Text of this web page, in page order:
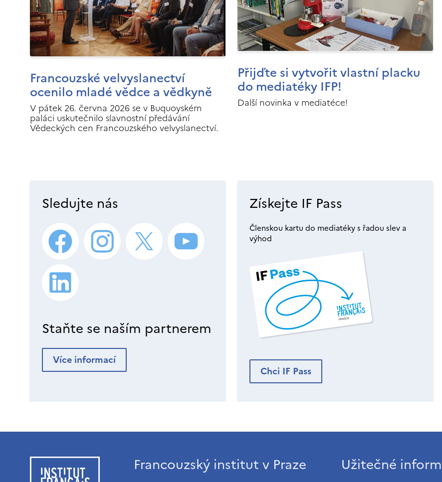
Francouzské velvyslanectví
ocenilo mladé vědce a vědkyně
V pátek 26. června 2026 se v Buquoyském
paláci uskutečnilo slavnostní předávání
Vědeckých cen Francouzského velvyslanectví.
Přijďte si vytvořit vlastní placku
do mediatéky IFP!
Další novinka v mediatéce!
Sledujte nás
Staňte se naším partnerem
Více informací
Získejte IF Pass
Členskou kartu do mediatéky s řadou slev a
výhod
Chci IF Pass
Francouzský institut v Praze Užitečné